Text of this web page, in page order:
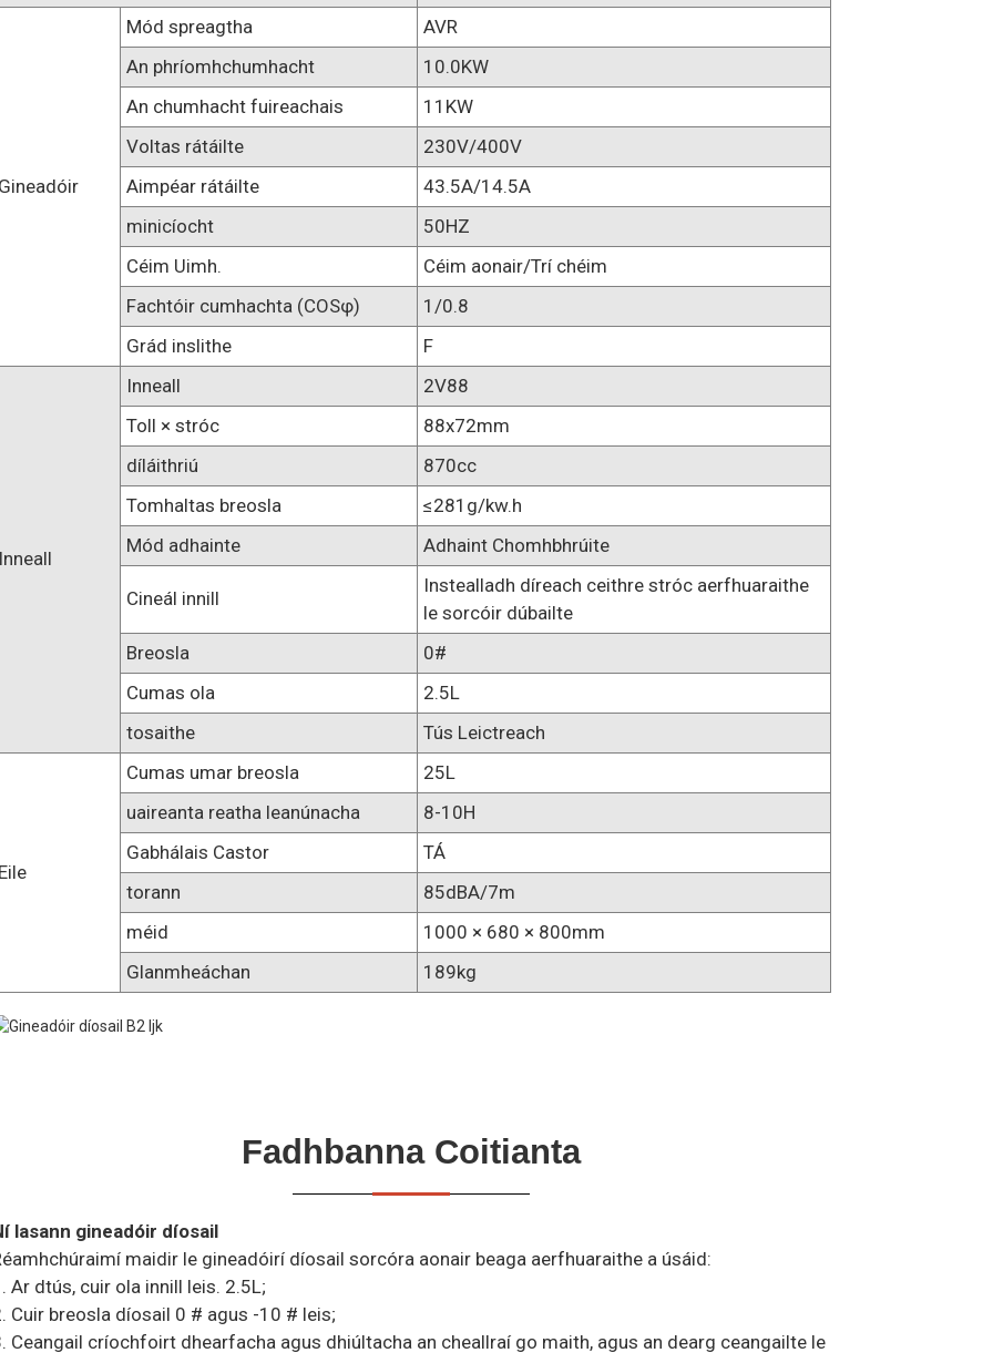
Gineadóir
Mód spreagtha
AVR
An phríomhchumhacht
10.0KW
An chumhacht fuireachais
11KW
Voltas rátáilte
230V/400V
Aimpéar rátáilte
43.5A/14.5A
minicíocht
50HZ
Céim Uimh.
Céim aonair/Trí chéim
Fachtóir cumhachta (COSφ)
1/0.8
Grád inslithe
F
Inneall
Inneall
2V88
Toll × stróc
88x72mm
díláithriú
870cc
Tomhaltas breosla
≤281g/kw.h
Mód adhainte
Adhaint Chomhbhrúite
Cineál innill
Instealladh díreach ceithre stróc aerfhuaraithe
le sorcóir dúbailte
Breosla
0#
Cumas ola
2.5L
tosaithe
Tús Leictreach
Eile
Cumas umar breosla
25L
uaireanta reatha leanúnacha
8-10H
Gabhálais Castor
TÁ
torann
85dBA/7m
méid
1000 × 680 × 800mm
Glanmheáchan
189kg
Fadhbanna Coitianta
lasann gineadóir díosail
maidir le gineadóirí díosail sorcóra aonair beaga aerfhuaraithe a úsáid:
Ar dtús, cuir ola innill leis. 2.5L;
Cuir breosla díosail 0 # agus -10 # leis;
Ceangail críochfoirt dhearfacha agus dhiúltacha an cheallraí go maith, agus an dearg ceangailte le